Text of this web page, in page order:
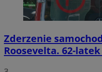
Zderzenie
Roosevelta. 62-